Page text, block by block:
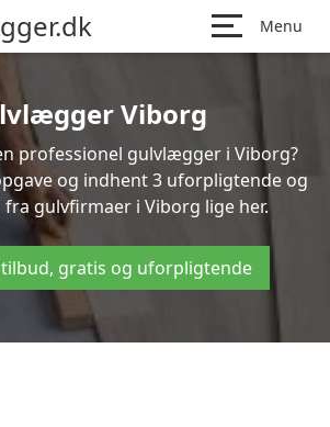
Menu
Viborg
professionel gulvlægger i Viborg?
og indhent 3 uforpligtende og
gulvfirmaer i Viborg lige her.
gratis og uforpligtende